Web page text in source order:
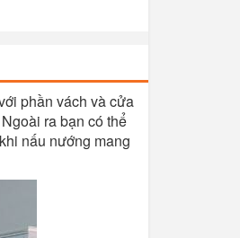
phần vách và cửa
ra bạn có thể
nấu nướng mang